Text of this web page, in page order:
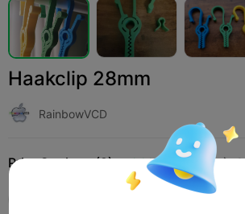
Haakclip 28mm
RainbowVCD
Print Settings (9) Add Huishouden